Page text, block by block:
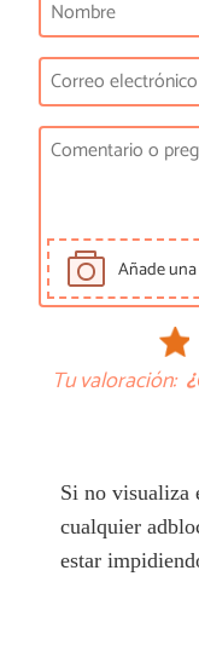
Añade
Tu valoración:
Si no visualiza
cualquier
estar